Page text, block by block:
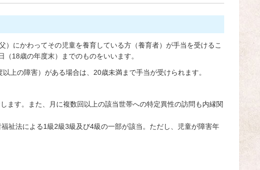
にかわってその児童を養育している方（養育者）が手当を受けるこ
18歳の年度末）までのものをいいます。
上の障害）がある場合は、20歳未満まで手当が受けられます。
ます。また、月に複数回以上の該当世帯への特定異性の訪問も内縁関
祉法による1級2級3級及び4級の一部が該当。ただし、児童が障害年